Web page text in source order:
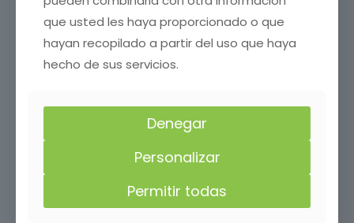
en calles, aceras, parques o plazas. Coordinamos permisos si
es necesario y señalizamos la zona para evitar riesgos a
viandantes o vehículos.
¿Necesitas talar un árbol en Arroyo del Ojanco , Jaén con
los mejores precios en tala de árboles, llámanos y solicita tu
presupuesto gratis sin compromiso.
Retirada de árboles de
emergencia en Arroyo del
Ojanco , Jaén
que usted les haya proporcionado o que
hayan recopilado a partir del uso que haya
hecho de sus servicios.
Denegar
Personalizar
Permitir todas